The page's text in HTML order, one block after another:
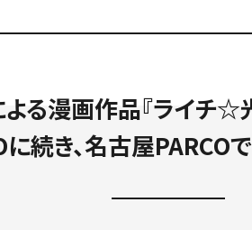
る漫画作品『ライチ☆
続き、名古屋PARCO